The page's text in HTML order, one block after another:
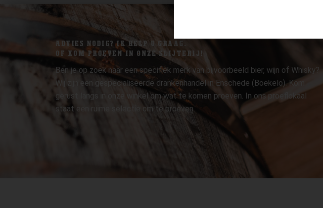
ADVIES NODIG? IK HELP U GRAAG.
OF KOM PROEVEN IN ONZE SLIJTERIJ!
Ben je op zoek naar een specifiek merk van bijvoorbeeld bier, wijn of Whisky?
Wij zijn een gespecialiseerde drankenhandel in Enschede (Boekelo). Kom
gerust langs in onze winkel om wat te komen proeven. In ons proeflokaal
staat een ruime selectie om te proeven.